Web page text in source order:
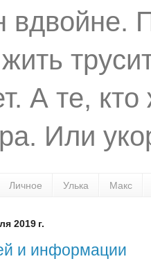
вдвойне.
А те,
Или
Личное Улька Макс
2019 г.
и информации